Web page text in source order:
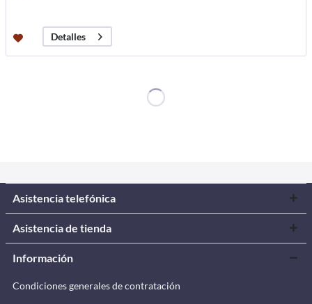
Detalles
Asistencia telefónica
Asistencia de tienda
Información
Condiciones generales de contratación